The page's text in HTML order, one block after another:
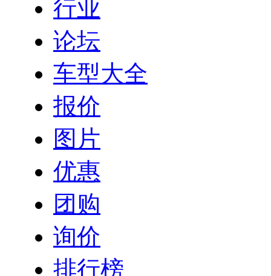
行业
论坛
车型大全
报价
图片
优惠
团购
询价
排行榜